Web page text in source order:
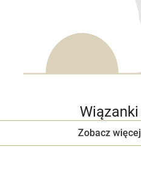
Wiązanki
Zobacz więcej